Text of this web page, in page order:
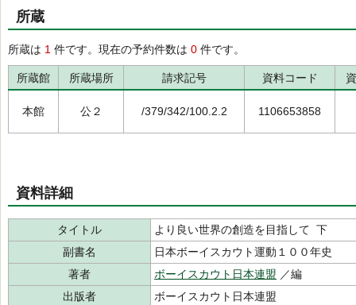
所蔵
所蔵は 1 件です。現在の予約件数は 0 件です。
所蔵館 所蔵場所 請求記号 資料コード
本館 公２ /379/342/100.2.2 1106653858
資料詳細
タイトル
より良い世界の創造を目指して 下
副書名
日本ボーイスカウト運動１００年史
著者
ボーイスカウト日本連盟 ／編
出版者
ボーイスカウト日本連盟